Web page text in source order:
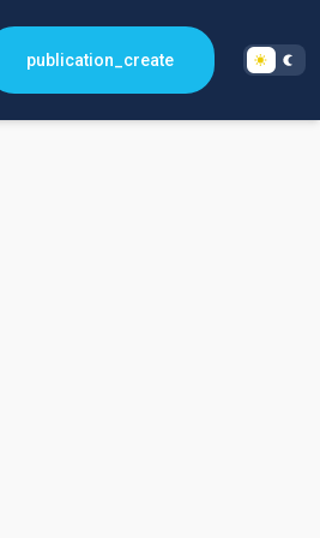
publication_create